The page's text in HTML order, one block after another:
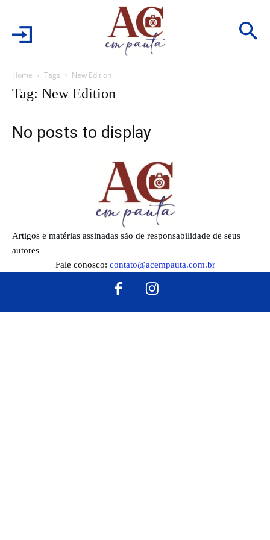
Home Tags New Edition
Tag: New Edition
No posts to display
Artigos e matérias assinadas são de responsabilidade de seus
autores
Fale conosco: contato@acempauta.com.br